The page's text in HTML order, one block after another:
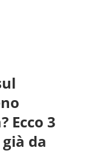
Ecco 3
da